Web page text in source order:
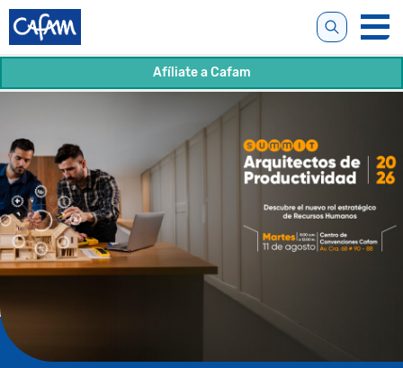
Afíliate a Cafam